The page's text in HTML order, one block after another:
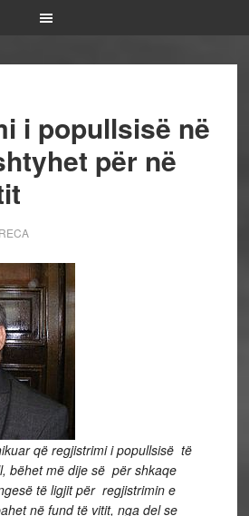
i popullsisë në
për në
që regjistrimi i popullsisë të
bëhet më dije së për shkaqe
të ligjit për regjistrimin e
në fund të vitit, nga del se